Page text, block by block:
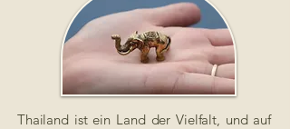
Thailand ist ein Land der Vielfalt, und auf